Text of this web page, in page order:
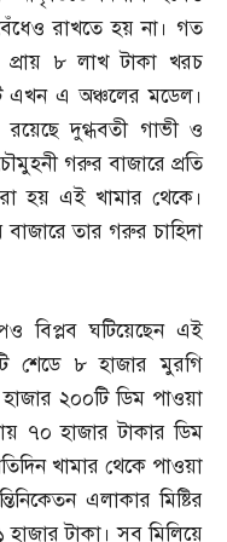
রাখতে হয় না। গত
৮ লাখ টাকা খরচ
এখন এ অঞ্চলের মডেল।
রয়েছে দুগ্ধবতী গাভী ও
গরুর বাজারে প্রতি
হয় এই খামার থেকে।
বাজারে তার গরুর চাহিদা
বিপ্লব ঘটিয়েছেন এই
শেডে ৮ হাজার মুরগি
২০০টি ডিম পাওয়া
৭০ হাজার টাকার ডিম
খামার থেকে পাওয়া
এলাকার মিষ্টির
টাকা। সব মিলিয়ে